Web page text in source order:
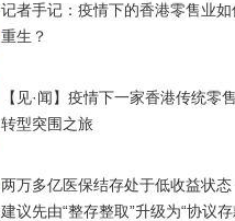
记者手记：疫情下的香港零售业如
重生？
【见·闻】疫情下一家香港传统零
转型突围之旅
两万多亿医保结存处于低收益状态
建议先由“整存整取”升级为“协议存